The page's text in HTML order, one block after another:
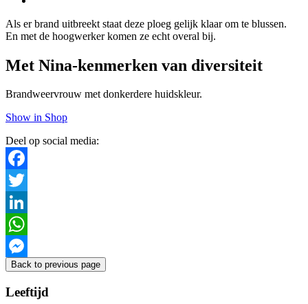
Als er brand uitbreekt staat deze ploeg gelijk klaar om te blussen.
En met de hoogwerker komen ze echt overal bij.
Met Nina-kenmerken van diversiteit
Brandweervrouw met donkerdere huidskleur.
Show in Shop
Deel op social media:
Facebook
Twitter
LinkedIn
WhatsApp
Messenger
Back to previous page
Leeftijd